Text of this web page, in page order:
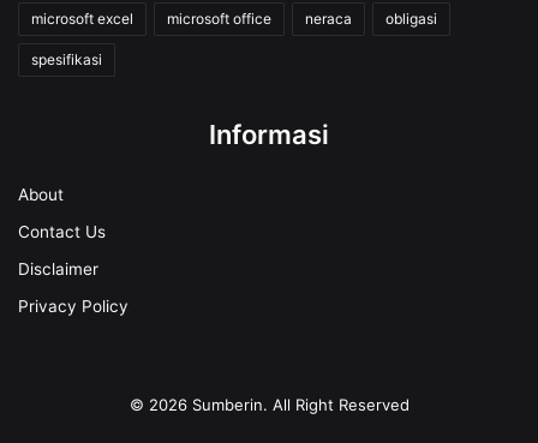
microsoft excel microsoft office neraca obligasi
spesifikasi
Informasi
About
Contact Us
Disclaimer
Privacy Policy
© 2026 Sumberin. All Right Reserved